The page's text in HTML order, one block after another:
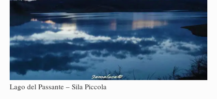
Lago del Passante – Sila Piccola